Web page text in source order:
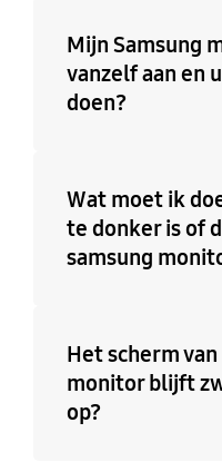
Mijn Samsung
vanzelf aan en
doen?
Wat moet ik
te donker is of
samsung
Het scherm
monitor blijft
op?